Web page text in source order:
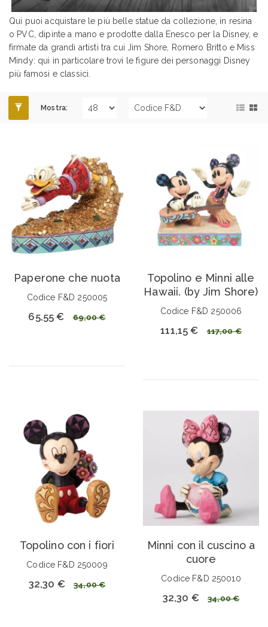
Qui puoi acquistare le più belle statue da collezione, in resina
o PVC, dipinte a mano e prodotte dalla Enesco per la Disney, e
firmate da grandi artisti tra cui Jim Shore, Romero Britto e Miss
Mindy: qui in particolare trovi le figure dei personaggi Disney
più famosi e classici.
Mostra:
Paperone che nuota
Codice F&D 250005
65,55 € 69,00 €
Topolino e Minni alle
Hawaii. (by Jim Shore)
Codice F&D 250006
111,15 € 117,00 €
Topolino con i fiori
Codice F&D 250009
32,30 € 34,00 €
Minni con il cuscino a
cuore
Codice F&D 250010
32,30 € 34,00 €